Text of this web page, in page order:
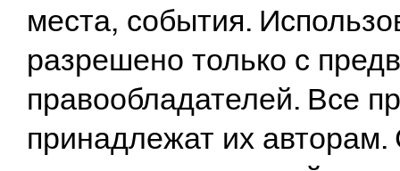
места, события.
разрешено только с
правообладателей. Все
принадлежат их